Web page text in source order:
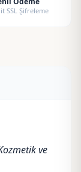
SSL Şifreleme
ve